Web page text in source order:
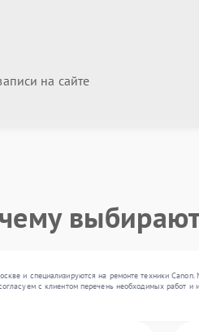
на сайте
и специализируются на ремонте техники
с клиентом перечень необходимых работ